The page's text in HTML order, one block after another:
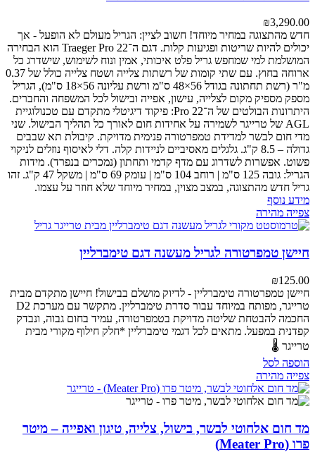
₪3,290.00
חדש מהתצוגה במחיר מיוחד! חשוב לציין: הגריל מעולם לא הופעל - אך
יכולים להיות שריטות ופגיעות קלות.
דגם ה־Traeger Pro 22 הוא הבחירה
המושלמת למי שמחפש גריל פלט איכותי, אמין ונוח לשימוש, שישדרג כל
ארוחה בחוץ.
עם שתי קומות של רשתות צלייה ושטח צלייה כולל של 0.37
מ"ר (רשת תחתונה בגודל 56×48 ס"מ ורשת עליונה 56×18 ס"מ), הגריל
מספק מספיק מקום לצלייה, עישון, אפייה ובישול לכל המשפחה והחברים.
היתרונות הבולטים של ה־Pro 22:
פיקוד דיגיטלי מתקדם עם טכנולוגיית
AGL של טרייגר לשמירה על אחידות חום לאורך כל תהליך הבישול.
שני
מדי חום לבשר למדידת טמפרטורה פנימית מדויקת. קיבולת תא שבבים
גדולה – 8.5 ק"ג.
גלגלים מאסיביים לניידות קלה. דלי לאיסוף נוזלים לניקוי
פשוט. אפשרות לשדרוג עם מדף קדמי ותחתון (נמכרים בנפרד). מידות
הגריל: גובה 125 ס"מ | רוחב 104 ס"מ | עומק 69 ס"מ | משקל 47 ק"ג.
זהו
גריל חדש מהתצוגה, במצב מצוין, במחיר מיוחד שלא חוזר על עצמו.
מידע נוסף
צפייה מהירה
חיישן טמפרטורה לגריל מעשנה דגם טימברליין
₪125.00
חיישן טמפרטורה טימברליין - לדיוק מושלם בבישול! חיישן מתקדם מבית
טרייגר, מפותח במיוחד עבור סדרת טימברליין. מתקשר עם מערכת D2
החכמה להבטחת שליטה מדויקת בטמפרטורה, עמיד בחום גבוה, ונבדק
קפדנית במפעל. מתאים לכל דגמי טימברליין *חלק חילוף מקורי מבית
טרייגר 🌡️
הוספה לסל
צפייה מהירה
מד חום אלחוטי לבשר, בישול, צלייה, טיגון ואפייה – מיטר
פרו (Meater Pro)